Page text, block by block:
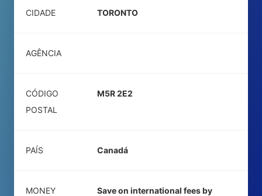
CIDADE TORONTO
AGÊNCIA
CÓDIGO
POSTAL
M5R 2E2
PAÍS Canadá
MONEY
Save on international fees by